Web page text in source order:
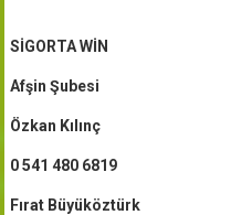
SİGORTA WİN
Afşin Şubesi
Özkan Kılınç
0 541 480 6819
Fırat Büyüköztürk